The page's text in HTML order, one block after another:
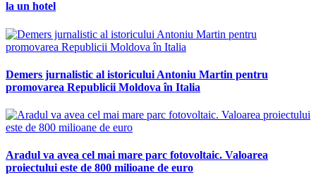
la un hotel
Demers jurnalistic al istoricului Antoniu Martin pentru
promovarea Republicii Moldova în Italia
Aradul va avea cel mai mare parc fotovoltaic. Valoarea
proiectului este de 800 milioane de euro